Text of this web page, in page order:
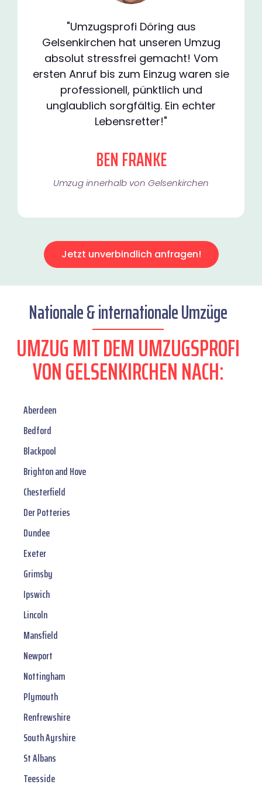
"Umzugsprofi Döring aus
Gelsenkirchen hat unseren Umzug
absolut stressfrei gemacht! Vom
ersten Anruf bis zum Einzug waren sie
professionell, pünktlich und
unglaublich sorgfältig. Ein echter
Lebensretter!"
BEN FRANKE
Umzug innerhalb von Gelsenkirchen​
Jetzt unverbindlich anfragen!
Nationale & internationale Umzüge
UMZUG MIT DEM UMZUGSPROFI
VON GELSENKIRCHEN NACH:
Aberdeen
Bedford
Blackpool
Brighton and Hove
Chesterfield
Der Potteries
Dundee
Exeter
Grimsby
Ipswich
Lincoln
Mansfield
Newport
Nottingham
Plymouth
Renfrewshire
South Ayrshire
St Albans
Teesside